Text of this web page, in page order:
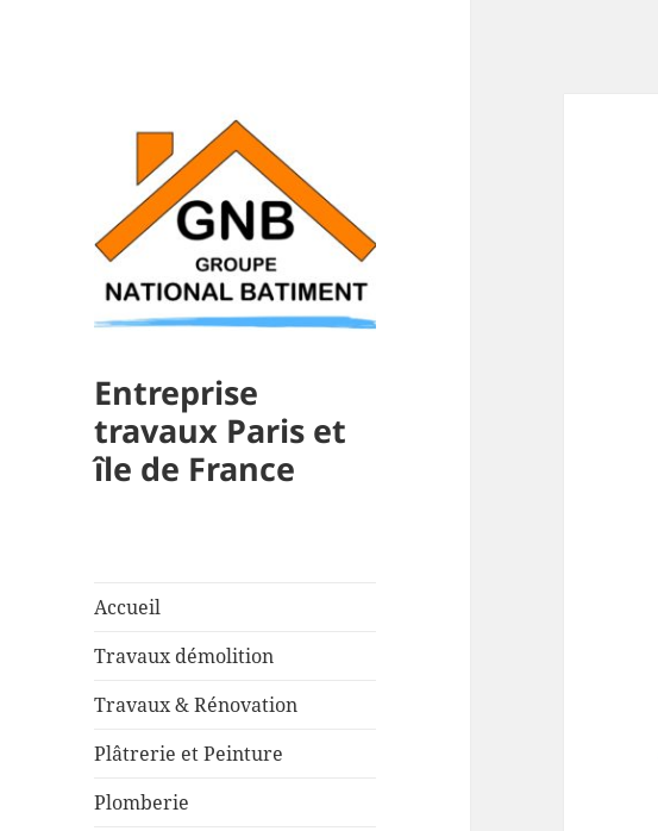
Entreprise
travaux Paris et
île de France
Accueil
Travaux démolition
Travaux & Rénovation
Plâtrerie et Peinture
Plomberie